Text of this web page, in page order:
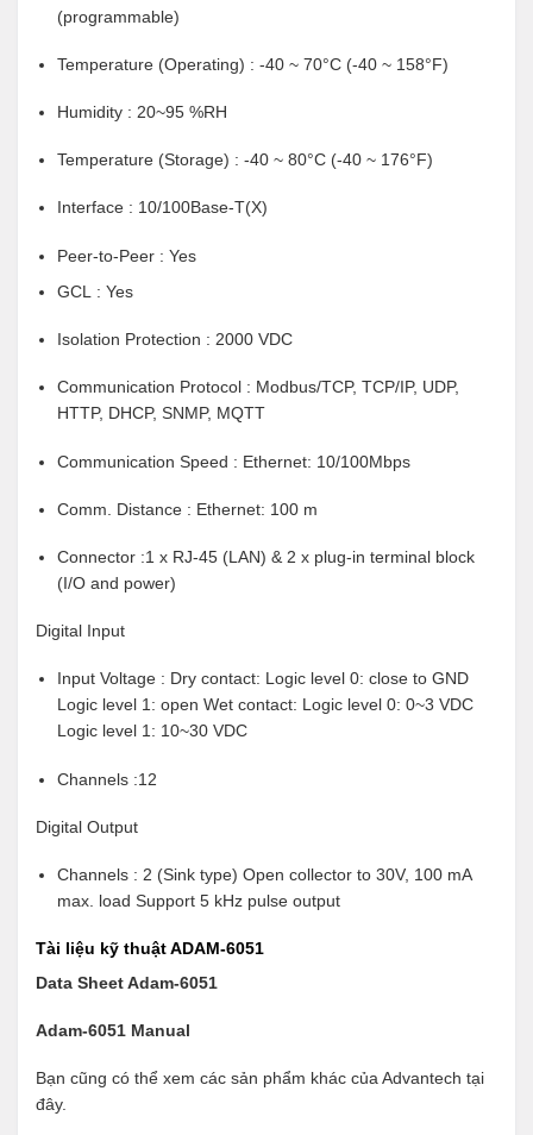
(programmable)
Temperature (Operating) : -40 ~ 70°C (-40 ~ 158°F)
Humidity : 20~95 %RH
Temperature (Storage) : -40 ~ 80°C (-40 ~ 176°F)
Interface : 10/100Base-T(X)
Peer-to-Peer : Yes
GCL : Yes
Isolation Protection : 2000 VDC
Communication Protocol : Modbus/TCP, TCP/IP, UDP,
HTTP, DHCP, SNMP, MQTT
Communication Speed : Ethernet: 10/100Mbps
Comm. Distance : Ethernet: 100 m
Connector :1 x RJ-45 (LAN) & 2 x plug-in terminal block
(I/O and power)
Digital Input
Input Voltage : Dry contact: Logic level 0: close to GND
Logic level 1: open Wet contact: Logic level 0: 0~3 VDC
Logic level 1: 10~30 VDC
Channels :12
Digital Output
Channels : 2 (Sink type) Open collector to 30V, 100 mA
max. load Support 5 kHz pulse output
Tài liệu kỹ thuật ADAM-6051
Data Sheet Adam-6051
Adam-6051 Manual
Bạn cũng có thể xem các sản phẩm khác của Advantech tại
đây.